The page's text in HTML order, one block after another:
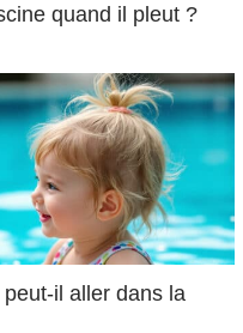
quand il pleut ?
il aller dans la